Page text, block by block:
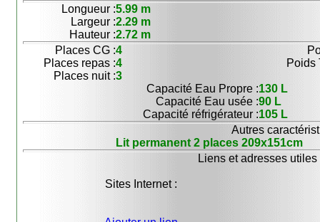
Longueur :5.99 m
Largeur :2.29 m
Hauteur :2.72 m
Places CG :4
Places repas :4
Poids
Places nuit :3
Capacité Eau Propre :130 L
Capacité Eau usée :90 L
Capacité réfrigérateur :105 L
Autres
Lit permanent 2 places 209x151cm
Liens et adresses utiles
Sites Internet :